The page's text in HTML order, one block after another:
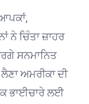
ਨੇ ਚਿੰਤਾ ਜ਼ਾਹਰ
ਸਨਮਾਨਿਤ
ਅਮਰੀਕਾ ਦੀ
ਭਾਈਚਾਰੇ ਲਈ